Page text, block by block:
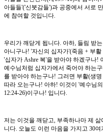
아들들'('신붓감들')과 공중에서 서로
에 참여할 것입니다.
우리가 깨닫게 됩니다. 아하, 들림 받
아니구나! '자신의 십자가'(죽음 + 부
'십자가 Ashre 복'을 받아야 하겠구나!
예수님처럼 십자가에서 죽어야 하는
를 받아야 하는구나! 그러면 부활(생
따라 오는구나! 아하! 이것이 '예수님
12:24-26)이구나! 입니다.
저는 이것을 깨닫고, 부족하나마 제
니다. 오늘도 이런 마음을 가지고 30